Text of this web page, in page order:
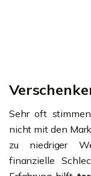
Sehr oft
nicht mit den
zu niedriger
finanzielle